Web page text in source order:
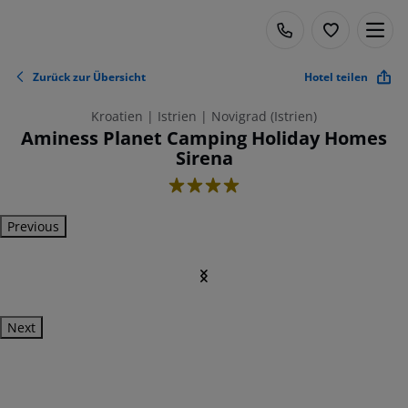
Zurück zur Übersicht Hotel teilen
Kroatien | Istrien | Novigrad (Istrien)
Aminess Planet Camping Holiday Homes
Sirena
4
Previous
Next